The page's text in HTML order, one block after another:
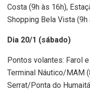
Costa (9h às 16h),
Shopping Bela Vista (9h
Dia 20/1 (sábado)
Pontos volantes: Farol
Terminal Náutico/MAM
Serrat/Ponta do